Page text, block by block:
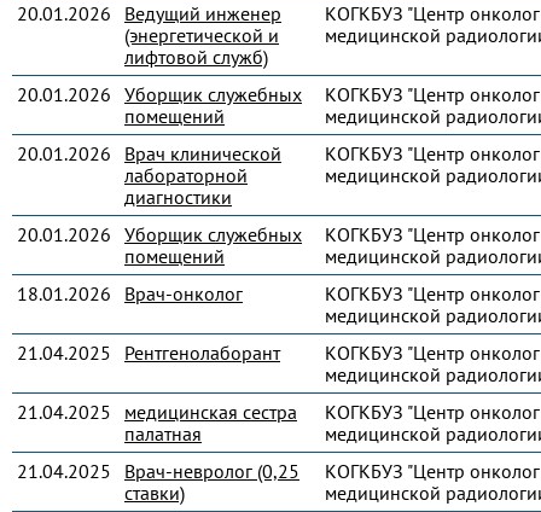
20.01.2026
Ведущий инженер
(энергетической и
лифтовой служб)
КОГКБУЗ "Центр
медицинской
20.01.2026 Уборщик служебных
помещений
КОГКБУЗ "Центр
медицинской
20.01.2026
Врач клинической
лабораторной
диагностики
КОГКБУЗ "Центр
медицинской
20.01.2026 Уборщик служебных
помещений
КОГКБУЗ "Центр
медицинской
18.01.2026
Врач-онколог
КОГКБУЗ "Центр
медицинской
21.04.2025
Рентгенолаборант
КОГКБУЗ "Центр
медицинской
21.04.2025
медицинская сестра
палатная
КОГКБУЗ "Центр
медицинской
21.04.2025
Врач-невролог (0,25
ставки)
КОГКБУЗ "Центр
медицинской